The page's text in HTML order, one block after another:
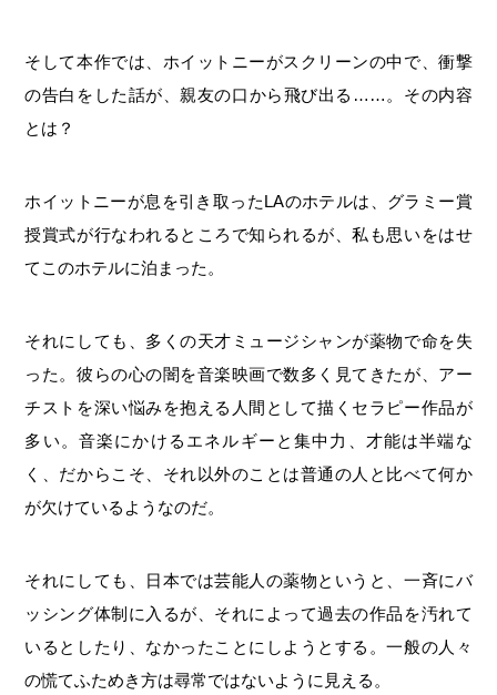
そして本作では、ホイットニーがスクリーンの中で、衝撃
の告白をした話が、親友の口から飛び出る……。その内容
とは？
ホイットニーが息を引き取ったLAのホテルは、グラミー賞
授賞式が行なわれるところで知られるが、私も思いをはせ
てこのホテルに泊まった。
それにしても、多くの天才ミュージシャンが薬物で命を失
った。彼らの心の闇を音楽映画で数多く見てきたが、アー
チストを深い悩みを抱える人間として描くセラピー作品が
多い。音楽にかけるエネルギーと集中力、才能は半端な
く、だからこそ、それ以外のことは普通の人と比べて何か
が欠けているようなのだ。
それにしても、日本では芸能人の薬物というと、一斉にバ
ッシング体制に入るが、それによって過去の作品を汚れて
いるとしたり、なかったことにしようとする。一般の人々
の慌てふためき方は尋常ではないように見える。